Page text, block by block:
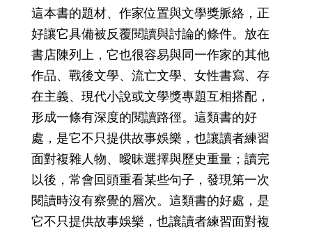
這本書的題材、作家位置與文學獎脈絡，正
好讓它具備被反覆閱讀與討論的條件。放在
書店陳列上，它也很容易與同一作家的其他
作品、戰後文學、流亡文學、女性書寫、存
在主義、現代小說或文學獎專題互相搭配，
形成一條有深度的閱讀路徑。這類書的好
處，是它不只提供故事娛樂，也讓讀者練習
面對複雜人物、曖昧選擇與歷史重量；讀完
以後，常會回頭重看某些句子，發現第一次
閱讀時沒有察覺的層次。這類書的好處，是
它不只提供故事娛樂，也讓讀者練習面對複